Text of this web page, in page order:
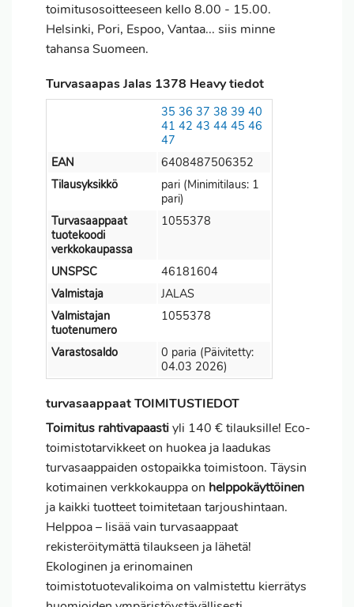
toimitusosoitteeseen kello 8.00 - 15.00.
Helsinki, Pori, Espoo, Vantaa... siis minne
tahansa Suomeen.
Turvasaapas Jalas 1378 Heavy tiedot
35 36 37 38 39 40
41 42 43 44 45 46
47
EAN
6408487506352
Tilausyksikkö
pari (Minimitilaus: 1
pari)
Turvasaappaat
tuotekoodi
verkkokaupassa
1055378
UNSPSC
46181604
Valmistaja
JALAS
Valmistajan
tuotenumero
1055378
Varastosaldo
0 paria (Päivitetty:
04.03 2026)
turvasaappaat TOIMITUSTIEDOT
Toimitus rahtivapaastiyli 140 € tilauksille! Eco-
toimistotarvikkeet on huokea ja laadukas
turvasaappaiden ostopaikka toimistoon. Täysin
kotimainen verkkokauppa on helppokäyttöinen
ja kaikki tuotteet toimitetaan tarjoushintaan.
Helppoa – lisää vain turvasaappaat
rekisteröitymättä tilaukseen ja lähetä!
Ekologinen ja erinomainen
toimistotuotevalikoima on valmistettu kierrätys